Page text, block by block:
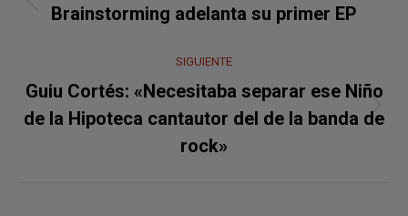
entre
publicaciones
Publicación
Brainstorming adelanta su primer EP
SIGUIENTE
Publicación
siguiente:
Guiu Cortés: «Necesitaba separar ese Niño
de la Hipoteca cantautor del de la banda de
rock»